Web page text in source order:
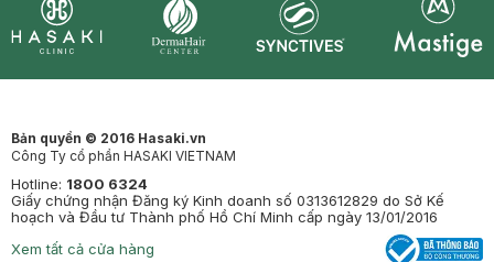
Bản quyền © 2016 Hasaki.vn
Công Ty cổ phần HASAKI VIETNAM
Hotline: 1800 6324
Giấy chứng nhận Đăng ký Kinh doanh số 0313612829 do Sở Kế
hoạch và Đầu tư Thành phố Hồ Chí Minh cấp ngày 13/01/2016
Xem tất cả cửa hàng